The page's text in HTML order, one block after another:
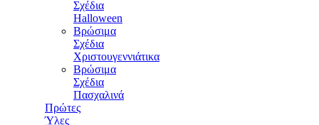
Σχέδια
Halloween
Βρώσιμα
Σχέδια
Χριστουγεννιάτικα
Βρώσιμα
Σχέδια
Πασχαλινά
Πρώτες
Ύλες